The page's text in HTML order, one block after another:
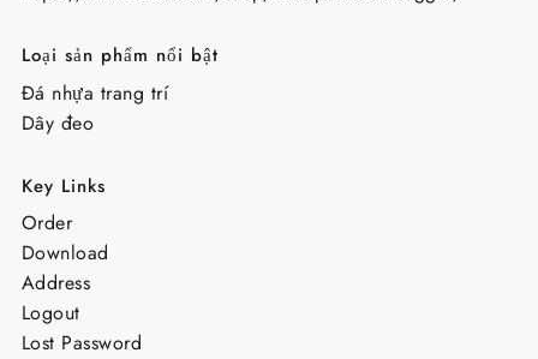
Loại sản phẩm nổi bật
Đá nhựa trang trí
Dây đeo
Key Links
Order
Download
Address
Logout
Lost Password